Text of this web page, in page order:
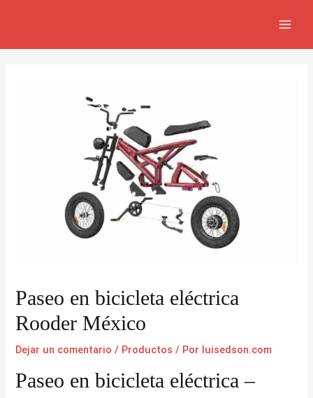
Paseo en bicicleta eléctrica
Rooder México
Dejar un comentario / Productos / Por luisedson.com
Paseo en bicicleta eléctrica –